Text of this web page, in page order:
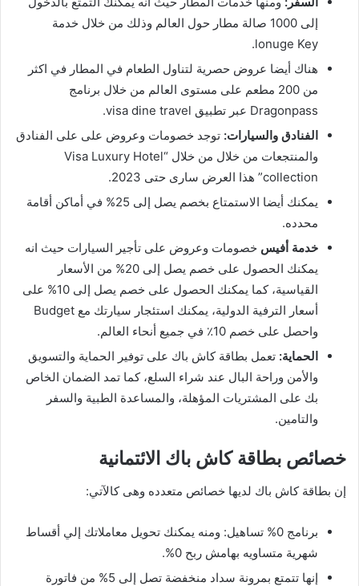
إلى 1000 صالة مطار حول العالم وذلك من خلال خدمة
lonuge Key.
هناك أيضا عروض حصرية لتناول الطعام في المطار في اكثر
من 200 مطعم على مستوى العالم من خلال برنامج
Dragonpass عبر تطبيق visa dine travel.
الفنادق والسيارات: توجد خصومات وعروض على على الفنادق
والمنتجعات من خلال من خلال “Visa Luxury Hotel
collection” هذا العرض سارى حتى 2023.
يمكنك أيضا الاستمتاع بخصم يصل إلى 25% في أماكن أقامة
محدده.
خدمة أفيس خصومات وعروض على تأجير السيارات حيث انه
يمكنك الحصول على خصم يصل إلى 20% من الأسعار
القياسية، كما يمكنك الحصول على خصم يصل إلى 10% على
أسعار الترفية الدولية، يمكنك استئجار سيارتك مع Budget
واحصل على خصم 10٪ في جميع أنحاء العالم.
الحماية: تعمل بطاقة كاش باك على توفير الحماية والتسويق
والأمن وراحة البال عند شراء السلع، كما تمد الضمان الخاص
بك على المشتريات المؤهلة، والمساعدة الطبية والسفر
والتامين.
خصائص بطاقة كاش باك الائتمانية
إن بطاقة كاش باك لديها خصائص متعدده وهى كالآتي:
برنامج 0% تساهيل: ومنه يمكنك تحويل معاملاتك إلي أقساط
شهرية متساويه بهامش ربح 0%.
إنها تتمتع بمرونة سداد منخفضة تصل إلى 5% من فاتورة